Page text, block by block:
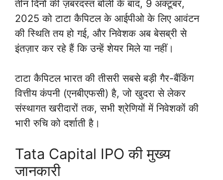
तीन दिनों की ज़बरदस्त बोली के बाद, 9 अक्टूबर,
2025 को टाटा कैपिटल के आईपीओ के लिए आवंटन
की स्थिति तय हो गई, और निवेशक अब बेसब्री से
इंतज़ार कर रहे हैं कि उन्हें शेयर मिले या नहीं।
टाटा कैपिटल भारत की तीसरी सबसे बड़ी गैर-बैंकिंग
वित्तीय कंपनी (एनबीएफसी) है, जो खुदरा से लेकर
संस्थागत खरीदारों तक, सभी श्रेणियों में निवेशकों की
भारी रुचि को दर्शाती है।
Tata Capital IPO की मुख्य
जानकारी